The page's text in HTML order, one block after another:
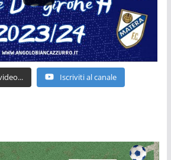
Iscriviti al canale